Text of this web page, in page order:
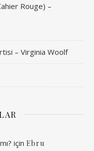
Rouge) –
– Virginia Woolf
için Ebru